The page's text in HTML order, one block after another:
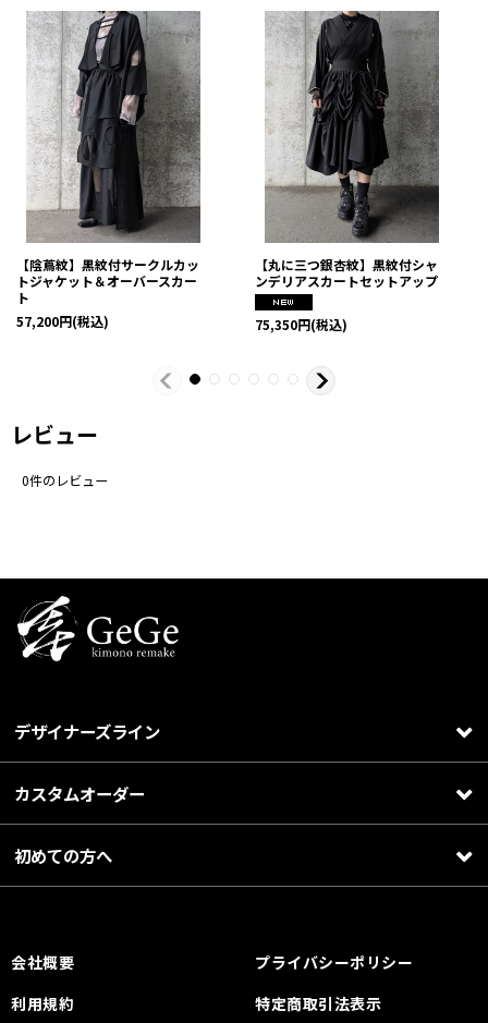
【陰蔦紋】黒紋付サークルカッ
トジャケット＆オーバースカー
ト
57,200円(税込)
【丸に三つ銀杏紋】黒紋付シャ
ンデリアスカートセットアップ
75,350円(税込)
レビュー
0件のレビュー
デザイナーズライン
カスタムオーダー
初めての方へ
会社概要
プライバシーポリシー
利用規約
特定商取引法表示